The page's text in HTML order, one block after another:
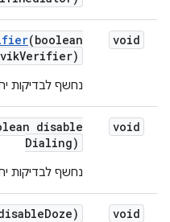
void
(boolean
Verifier)
נחשף לבדיקות
void
disable
Dialing)
נחשף לבדיקות
void
Doze)